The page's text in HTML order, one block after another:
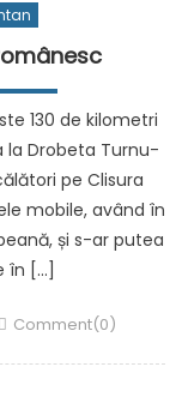
130 de kilometri
la Drobeta Turnu-
pe Clisura
mobile, având în
și s-ar putea
în […]
Comment(0)